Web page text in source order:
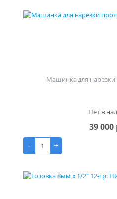
Машинка для нарезки
Нет в
39 000
-
+